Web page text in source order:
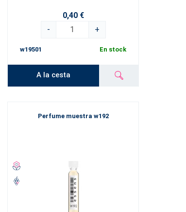
0,40 €
-
+
w19501 En stock
A la cesta
Perfume muestra w192